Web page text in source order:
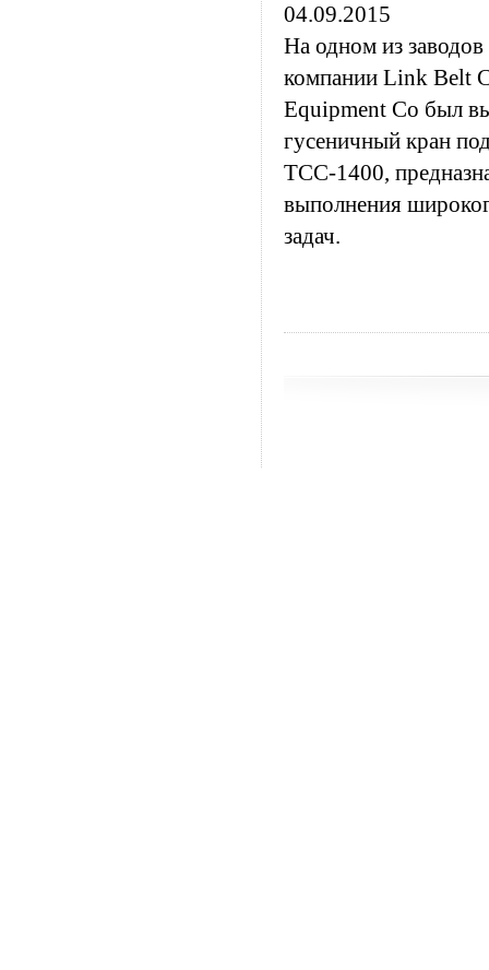
04.09.2015
На одном из
компании Link Belt
Equipment Co был
гусеничный кран
ТСС-1400,
выполнения
задач.